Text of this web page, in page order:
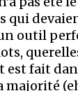
qui
outil
est fait
majorité